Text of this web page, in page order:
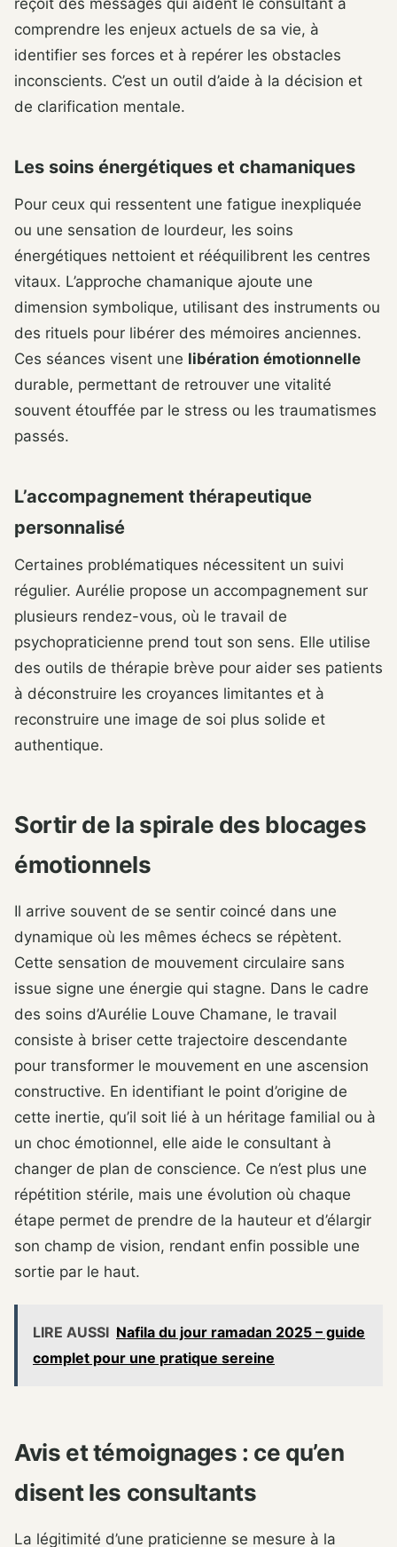
reçoit des messages qui aident le consultant à
comprendre les enjeux actuels de sa vie, à
identifier ses forces et à repérer les obstacles
inconscients. C’est un outil d’aide à la décision et
de clarification mentale.
Les soins énergétiques et chamaniques
Pour ceux qui ressentent une fatigue inexpliquée
ou une sensation de lourdeur, les soins
énergétiques nettoient et rééquilibrent les centres
vitaux. L’approche chamanique ajoute une
dimension symbolique, utilisant des instruments ou
des rituels pour libérer des mémoires anciennes.
Ces séances visent une libération émotionnelle
durable, permettant de retrouver une vitalité
souvent étouffée par le stress ou les traumatismes
passés.
L’accompagnement thérapeutique
personnalisé
Certaines problématiques nécessitent un suivi
régulier. Aurélie propose un accompagnement sur
plusieurs rendez-vous, où le travail de
psychopraticienne prend tout son sens. Elle utilise
des outils de thérapie brève pour aider ses patients
à déconstruire les croyances limitantes et à
reconstruire une image de soi plus solide et
authentique.
Sortir de la spirale des blocages
émotionnels
Il arrive souvent de se sentir coincé dans une
dynamique où les mêmes échecs se répètent.
Cette sensation de mouvement circulaire sans
issue signe une énergie qui stagne. Dans le cadre
des soins d’Aurélie Louve Chamane, le travail
consiste à briser cette trajectoire descendante
pour transformer le mouvement en une ascension
constructive. En identifiant le point d’origine de
cette inertie, qu’il soit lié à un héritage familial ou à
un choc émotionnel, elle aide le consultant à
changer de plan de conscience. Ce n’est plus une
répétition stérile, mais une évolution où chaque
étape permet de prendre de la hauteur et d’élargir
son champ de vision, rendant enfin possible une
sortie par le haut.
LIRE AUSSI Nafila du jour ramadan 2025 – guide
complet pour une pratique sereine
Avis et témoignages : ce qu’en
disent les consultants
La légitimité d’une praticienne se mesure à la